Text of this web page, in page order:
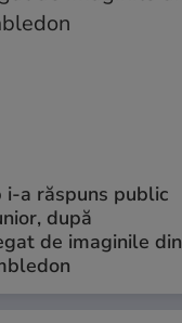
i-a răspuns public
după
de imaginile din